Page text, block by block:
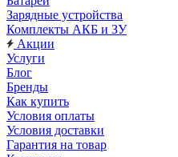
Зарядные устройства
Комплекты АКБ и ЗУ
Акции
Услуги
Блог
Бренды
Как купить
Условия оплаты
Условия доставки
Гарантия на товар